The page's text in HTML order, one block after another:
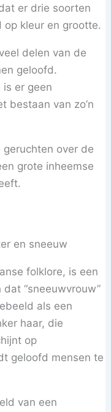
er drie soorten
op kleur en grootte.
delen van de
geloofd.
er geen
bestaan van zo’n
over de
grote inheemse
folklore, is een
“sneeuwvrouw”
als een
haar, die
op
geloofd mensen te
van een